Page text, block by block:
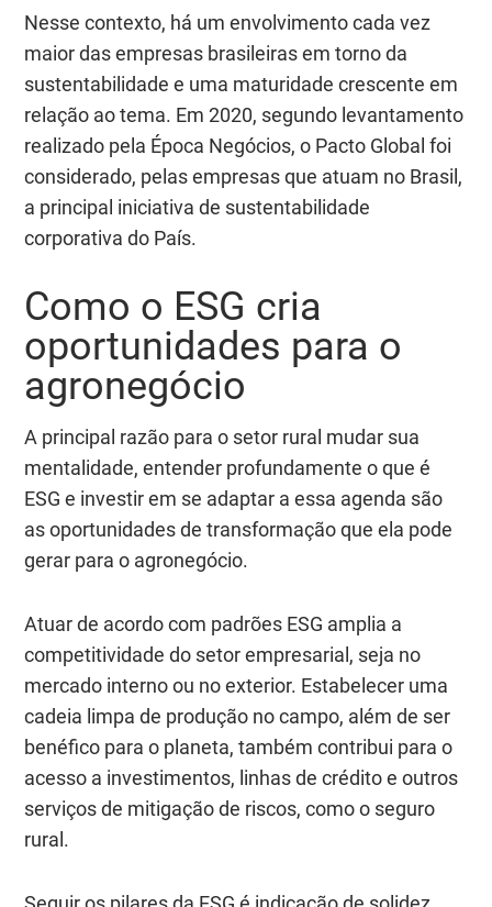
Nesse contexto, há um envolvimento cada vez
maior das empresas brasileiras em torno da
sustentabilidade e uma maturidade crescente em
relação ao tema. Em 2020, segundo levantamento
realizado pela Época Negócios, o Pacto Global foi
considerado, pelas empresas que atuam no Brasil,
a principal iniciativa de sustentabilidade
corporativa do País.
Como o ESG cria
oportunidades para o
agronegócio
A principal razão para o setor rural mudar sua
mentalidade, entender profundamente o que é
ESG e investir em se adaptar a essa agenda são
as oportunidades de transformação que ela pode
gerar para o agronegócio.
Atuar de acordo com padrões ESG amplia a
competitividade do setor empresarial, seja no
mercado interno ou no exterior. Estabelecer uma
cadeia limpa de produção no campo, além de ser
benéfico para o planeta, também contribui para o
acesso a investimentos, linhas de crédito e outros
serviços de mitigação de riscos, como o seguro
rural.